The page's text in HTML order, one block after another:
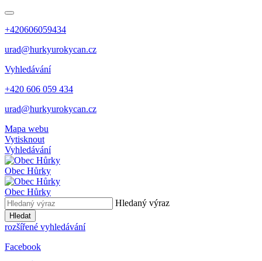
+420606059434
urad@hurkyurokycan.cz
Vyhledávání
+420 606 059 434
urad@hurkyurokycan.cz
Mapa webu
Vytisknout
Vyhledávání
Obec Hůrky
Obec Hůrky
Hledaný výraz
Hledat
rozšířené vyhledávání
Facebook